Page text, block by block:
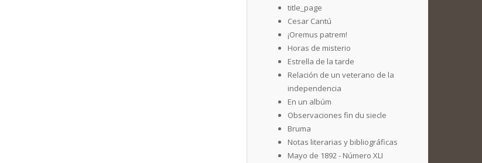
title_page
Cesar Cantú
¡Oremus patrem!
Horas de misterio
Estrella de la tarde
Relación de un veterano de la
independencia
En un albúm
Observaciones fin du siecle
Bruma
Notas literarias y bibliográficas
Mayo de 1892 - Número XLI